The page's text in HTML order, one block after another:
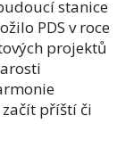
stanice
PDS v roce
projektů
příští či